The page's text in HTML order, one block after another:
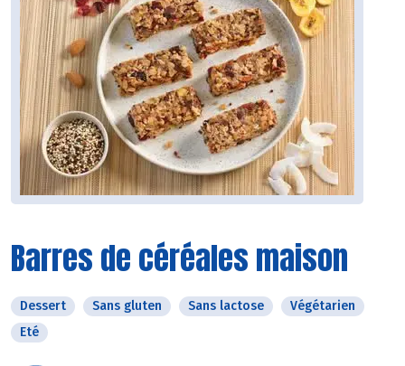
Barres de céréales maison
Dessert Sans gluten Sans lactose
Végétarien
Eté